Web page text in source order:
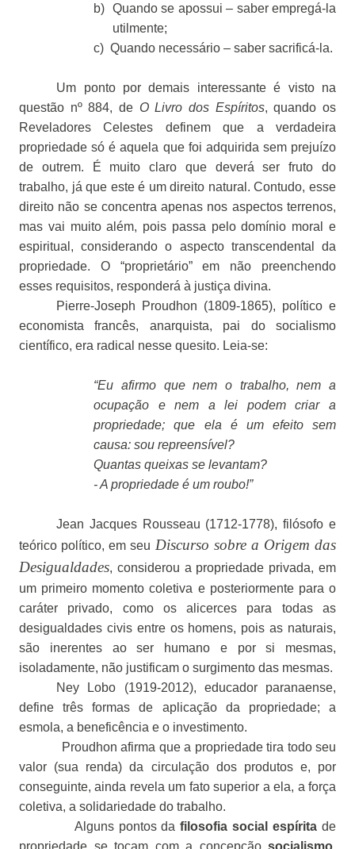
b) Quando se apossui – saber empregá-la
utilmente;
c) Quando necessário – saber sacrificá-la.
Um ponto por demais interessante é visto na
questão nº 884, de O Livro dos Espíritos, quando os
Reveladores Celestes definem que a verdadeira
propriedade só é aquela que foi adquirida sem prejuízo
de outrem. É muito claro que deverá ser fruto do
trabalho, já que este é um direito natural. Contudo, esse
direito não se concentra apenas nos aspectos terrenos,
mas vai muito além, pois passa pelo domínio moral e
espiritual, considerando o aspecto transcendental da
propriedade. O “proprietário” em não preenchendo
esses requisitos, responderá à justiça divina.
Pierre-Joseph Proudhon (1809-1865), político e
economista francês, anarquista, pai do socialismo
científico, era radical nesse quesito. Leia-se:
“Eu afirmo que nem o trabalho, nem a
ocupação e nem a lei podem criar a
propriedade; que ela é um efeito sem
causa: sou repreensível?
Quantas queixas se levantam?
- A propriedade é um roubo!”
Jean Jacques Rousseau (1712-1778), filósofo e
teórico político, em seu Discurso sobre a Origem das
Desigualdades, considerou a propriedade privada, em
um primeiro momento coletiva e posteriormente para o
caráter privado, como os alicerces para todas as
desigualdades civis entre os homens, pois as naturais,
são inerentes ao ser humano e por si mesmas,
isoladamente, não justificam o surgimento das mesmas.
Ney Lobo (1919-2012), educador paranaense,
define três formas de aplicação da propriedade; a
esmola, a beneficência e o investimento.
Proudhon afirma que a propriedade tira todo seu
valor (sua renda) da circulação dos produtos e, por
conseguinte, ainda revela um fato superior a ela, a força
coletiva, a solidariedade do trabalho.
Alguns pontos dafilosofia social espírita de
propriedade se tocam com a concepção socialismo